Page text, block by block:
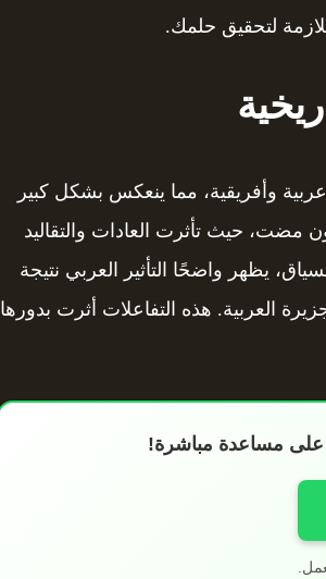
لتحقيق حلمك.
عربية وأفريقية، مما ينعكس بشكل كبير
مضت، حيث تأثرت العادات والتقاليد
يظهر واضحًا التأثير العربي نتيجة
العربية. هذه التفاعلات أثرت بدورها
على مساعدة مباشرة!